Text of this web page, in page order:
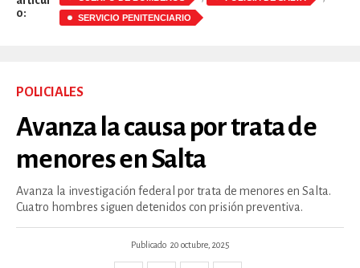
o:
SERVICIO PENITENCIARIO
POLICIALES
Avanza la causa por trata de
menores en Salta
Avanza la investigación federal por trata de menores en Salta.
Cuatro hombres siguen detenidos con prisión preventiva.
Publicado 20 octubre, 2025